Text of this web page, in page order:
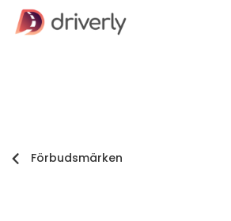
Förbudsmärken